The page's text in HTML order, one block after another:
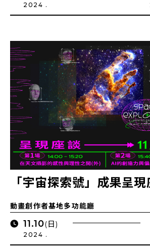
2024 .
「宇宙探索號」成果呈現
動畫創作者基地多功能廳
11.10(日)
2024 .